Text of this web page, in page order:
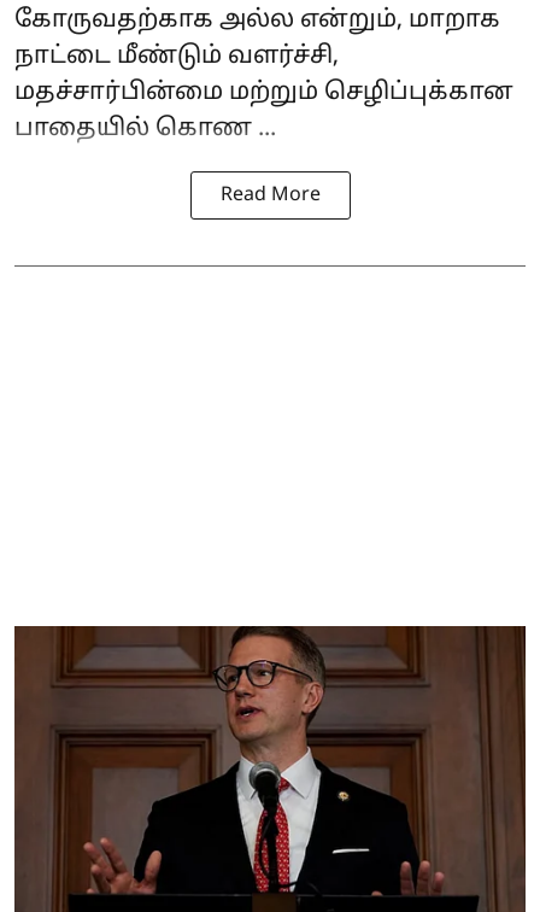
கோருவதற்காக அல்ல என்றும், மாறாக
நாட்டை மீண்டும் வளர்ச்சி,
மதச்சார்பின்மை மற்றும் செழிப்புக்கான
பாதையில் கொண ...
Read More